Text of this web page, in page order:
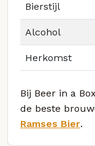
Bierstijl
Alcohol
Herkomst
Bij Beer in a
de beste
Ramses Bier.